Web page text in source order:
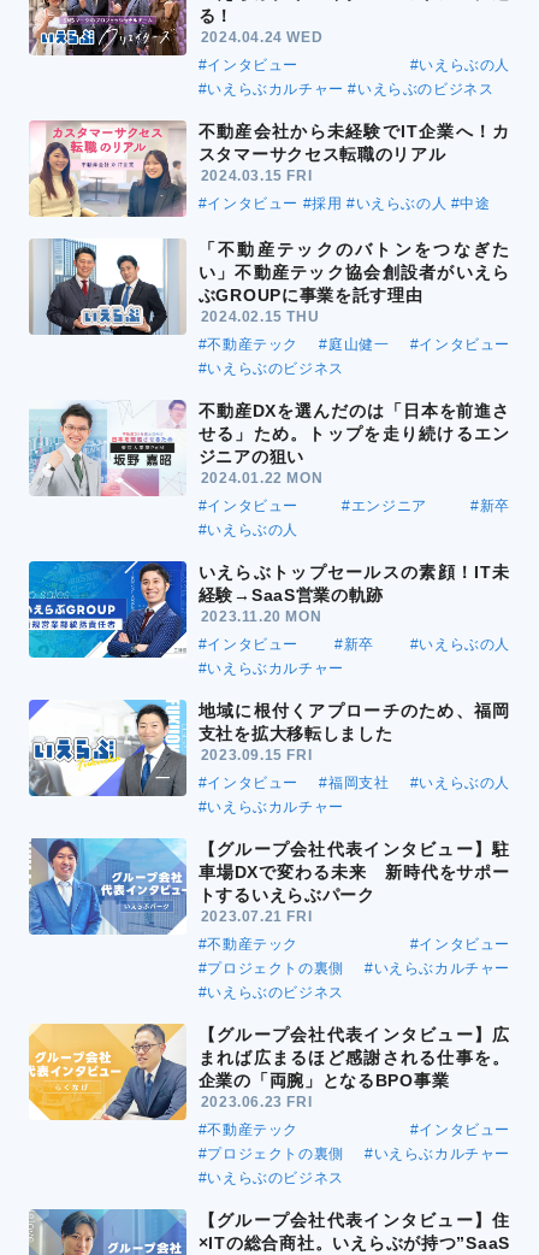
る！
2024.04.24 WED
#インタビュー
#いえらぶの人
#いえらぶカルチャー #いえらぶのビジネス
不動産会社から未経験でIT企業へ！カ
スタマーサクセス転職のリアル
2024.03.15 FRI
#インタビュー #採用 #いえらぶの人 #中途
「不動産テックのバトンをつなぎた
い」不動産テック協会創設者がいえら
ぶGROUPに事業を託す理由
2024.02.15 THU
#不動産テック
#庭山健一
#インタビュー
#いえらぶのビジネス
不動産DXを選んだのは「日本を前進さ
せる」ため。トップを走り続けるエン
ジニアの狙い
2024.01.22 MON
#インタビュー
#エンジニア
#新卒
#いえらぶの人
いえらぶトップセールスの素顔！IT未
経験→SaaS営業の軌跡
2023.11.20 MON
#インタビュー
#新卒
#いえらぶの人
#いえらぶカルチャー
地域に根付くアプローチのため、福岡
支社を拡大移転しました
2023.09.15 FRI
#インタビュー
#福岡支社
#いえらぶの人
#いえらぶカルチャー
【グループ会社代表インタビュー】駐
車場DXで変わる未来 新時代をサポー
トするいえらぶパーク
2023.07.21 FRI
#不動産テック
#インタビュー
#プロジェクトの裏側
#いえらぶカルチャー
#いえらぶのビジネス
【グループ会社代表インタビュー】広
まれば広まるほど感謝される仕事を。
企業の「両腕」となるBPO事業
2023.06.23 FRI
#不動産テック
#インタビュー
#プロジェクトの裏側
#いえらぶカルチャー
#いえらぶのビジネス
【グループ会社代表インタビュー】住
×ITの総合商社。いえらぶが持つ”SaaS